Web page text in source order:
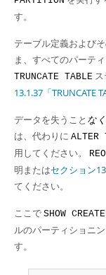
す。
テーブル定義および
ま、すべてのパーテ
TRUNCATE TABLE
13.1.37「TRUNCATE
データを失うこと なく
は、代わりに ALTER
用してください。
明またはセクション
てください。
ここで SHOW
ルのパーティショニ
す。